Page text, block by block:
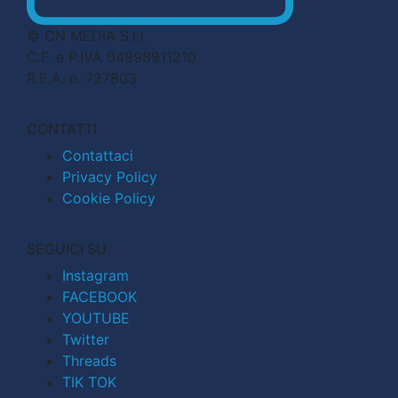
© CN MEDIA S.r.l.
C.F. e P.IVA 04998911210
R.E.A. n. 727803
CONTATTI
Contattaci
Privacy Policy
Cookie Policy
SEGUICI SU
Instagram
FACEBOOK
YOUTUBE
Twitter
Threads
TIK TOK